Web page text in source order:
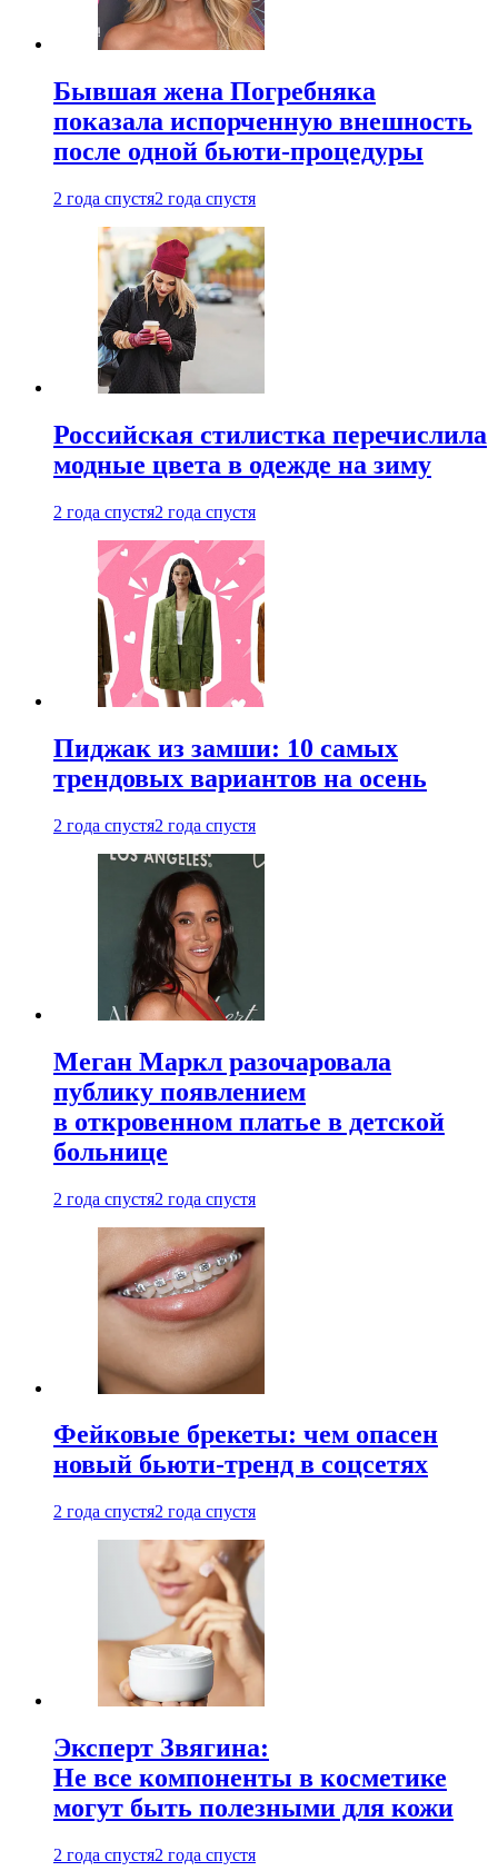
Бывшая жена Погребняка
показала испорченную внешность
после одной бьюти-процедуры
2 года спустя2 года спустя
Российская стилистка перечислила
модные цвета в одежде на зиму
2 года спустя2 года спустя
Пиджак из замши: 10 самых
трендовых вариантов на осень
2 года спустя2 года спустя
Меган Маркл разочаровала
публику появлением
в откровенном платье в детской
больнице
2 года спустя2 года спустя
Фейковые брекеты: чем опасен
новый бьюти-тренд в соцсетях
2 года спустя2 года спустя
Эксперт Звягина:
Не все компоненты в косметике
могут быть полезными для кожи
2 года спустя2 года спустя